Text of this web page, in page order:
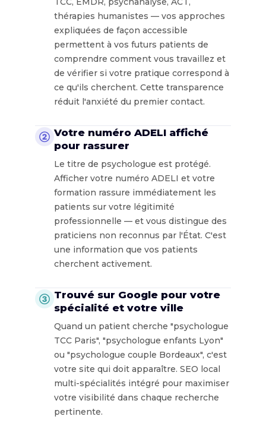
thérapies humanistes — vos approches
expliquées de façon accessible
permettent à vos futurs patients de
comprendre comment vous travaillez et
de vérifier si votre pratique correspond à
ce qu'ils cherchent. Cette transparence
réduit l'anxiété du premier contact.
② Votre numéro ADELI affiché
pour rassurer
Le titre de psychologue est protégé.
Afficher votre numéro ADELI et votre
formation rassure immédiatement les
patients sur votre légitimité
professionnelle — et vous distingue des
praticiens non reconnus par l'État. C'est
une information que vos patients
cherchent activement.
③ Trouvé sur Google pour votre
spécialité et votre ville
Quand un patient cherche "psychologue
TCC Paris", "psychologue enfants Lyon"
ou "psychologue couple Bordeaux", c'est
votre site qui doit apparaître. SEO local
multi-spécialités intégré pour maximiser
votre visibilité dans chaque recherche
pertinente.